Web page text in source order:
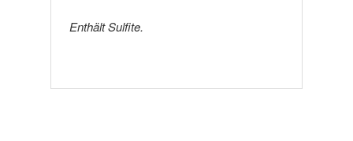
Enthält Sulfite.